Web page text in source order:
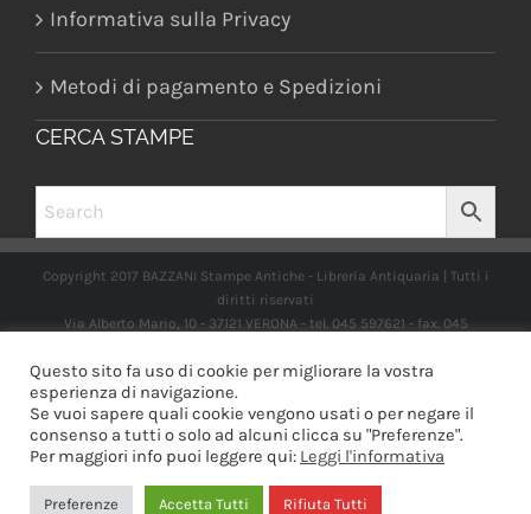
Informativa sulla Privacy
Metodi di pagamento e Spedizioni
CERCA STAMPE
Copyright 2017 BAZZANI Stampe Antiche - Libreria Antiquaria | Tutti i
diritti riservati
Via Alberto Mario, 10 - 37121 VERONA - tel. 045 597621 - fax. 045
IT03989970235
FacebookInstagram
Questo sito fa uso di cookie per migliorare la vostra
esperienza di navigazione.
Se vuoi sapere quali cookie vengono usati o per negare il
consenso a tutti o solo ad alcuni clicca su "Preferenze".
Per maggiori info puoi leggere qui: Leggi l'informativa
Preferenze Accetta Tutti Rifiuta Tutti